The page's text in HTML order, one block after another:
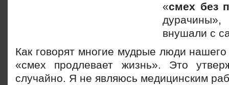
«смех без
внушали с
Как говорят многие мудрые люди
«смех продлевает жизнь». Это
случайно. Я не являюсь медицинским